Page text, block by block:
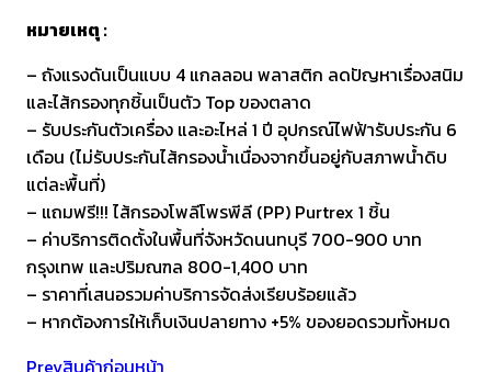
หมายเหตุ :
– ถังแรงดันเป็นแบบ 4 แกลลอน พลาสติก ลดปัญหาเรื่องสนิม
และไส้กรองทุกชิ้นเป็นตัว Top ของตลาด
– รับประกันตัวเครื่อง และอะไหล่ 1 ปี อุปกรณ์ไฟฟ้ารับประกัน 6
เดือน (ไม่รับประกันไส้กรองน้ำเนื่องจากขึ้นอยู่กับสภาพน้ำดิบ
แต่ละพื้นที่)
– แถมฟรี!!! ไส้กรองโพลีโพรพีลี (PP) Purtrex 1 ชิ้น
– ค่าบริการติดตั้งในพื้นที่จังหวัดนนทบุรี 700-900 บาท
กรุงเทพ และปริมณฑล 800-1,400 บาท
– ราคาที่เสนอรวมค่าบริการจัดส่งเรียบร้อยแล้ว
– หากต้องการให้เก็บเงินปลายทาง +5% ของยอดรวมทั้งหมด